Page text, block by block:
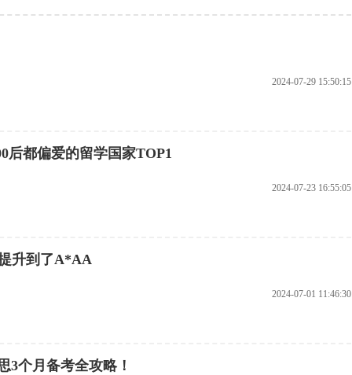
2024-07-29 15:50:15
后都偏爱的留学国家TOP1
2024-07-23 16:55:05
升到了A*AA
2024-07-01 11:46:30
3个月备考全攻略！